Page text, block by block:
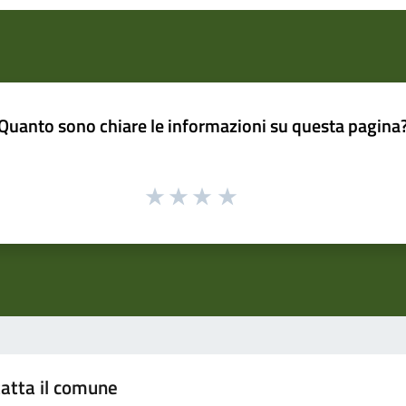
sono chiare le informazioni su questa
il comune